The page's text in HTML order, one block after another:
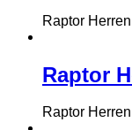
Raptor
Raptor
Raptor